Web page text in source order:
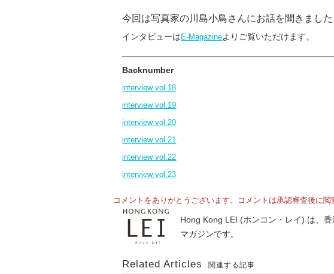
今回は写真家の川島小鳥さんにお話を聞きました
インタビューは E-Magazineよりご覧いただけます。
Backnumber
interview vol.18
interview vol.19
interview vol.20
interview vol.21
interview vol.22
interview vol.23
コメントをありがとうございます。コメントは承認審査後に
Hong Kong LEI (ホンコン・レイ) は、
マガジンです。
Related Articles 関連する記事